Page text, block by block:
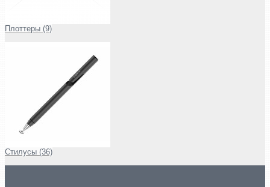
Плоттеры (9)
Стилусы (36)